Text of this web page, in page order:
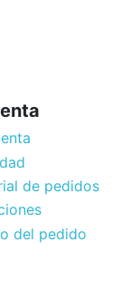
de pedidos
del pedido